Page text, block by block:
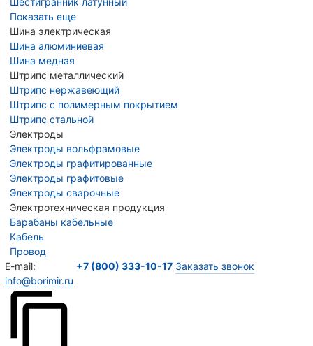
Показать еще
Шина электрическая
Шина алюминиевая
Шина медная
Штрипс металлический
Штрипс нержавеющий
Штрипс с полимерным покрытием
Штрипс стальной
Электроды
Электроды вольфрамовые
Электроды графитированные
Электроды графитовые
Электроды сварочные
Электротехническая продукция
Барабаны кабельные
Кабель
Провод
E-mail:
info@borimir.ru
+7 (800) 333-10-17 Заказать звонок